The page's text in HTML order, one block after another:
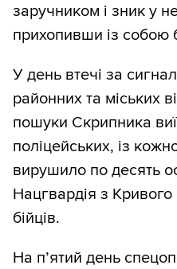
заручником і зник у
прихопивши із собою
У день втечі за
районних та міських
пошуки Скрипника
поліцейських, із
вирушило по десять
Нацгвардія з
бійців.
На п’ятий день